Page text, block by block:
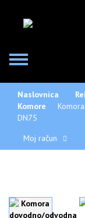
Naslovnica
Komore
DN75
Moj račun